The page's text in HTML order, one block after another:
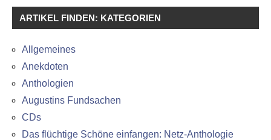
ARTIKEL FINDEN: KATEGORIEN
Allgemeines
Anekdoten
Anthologien
Augustins Fundsachen
CDs
Das flüchtige Schöne einfangen: Netz-Anthologie